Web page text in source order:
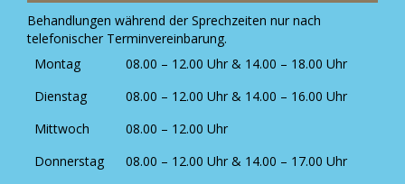
Behandlungen während der Sprechzeiten nur nach
telefonischer Terminvereinbarung.
Montag
08.00 – 12.00 Uhr & 14.00 – 18.00 Uhr
Dienstag
08.00 – 12.00 Uhr & 14.00 – 16.00 Uhr
Mittwoch
08.00 – 12.00 Uhr
Donnerstag
08.00 – 12.00 Uhr & 14.00 – 17.00 Uhr